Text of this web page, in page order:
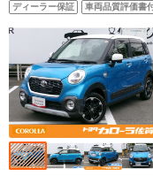
ディーラー保証 車両品質評価書